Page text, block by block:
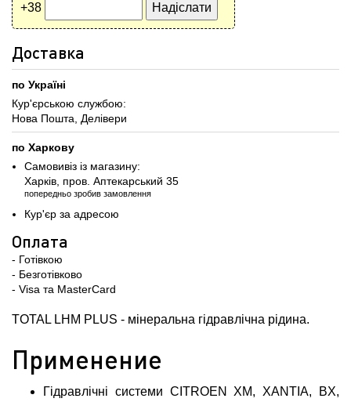
+38
Доставка
по Україні
Кур'єрською службою:
Нова Пошта, Делівери
по Харкову
Самовивіз із магазину:
Харків, пров. Аптекарський 35
попередньо зробив замовлення
Кур'єр за адресою
Оплата
- Готівкою
- Безготівково
- Visa та MasterCard
TOTAL LHM PLUS - мінеральна гідравлічна рідина.
Применение
Гідравлічні системи CITROEN XM, XANTIA, BX,